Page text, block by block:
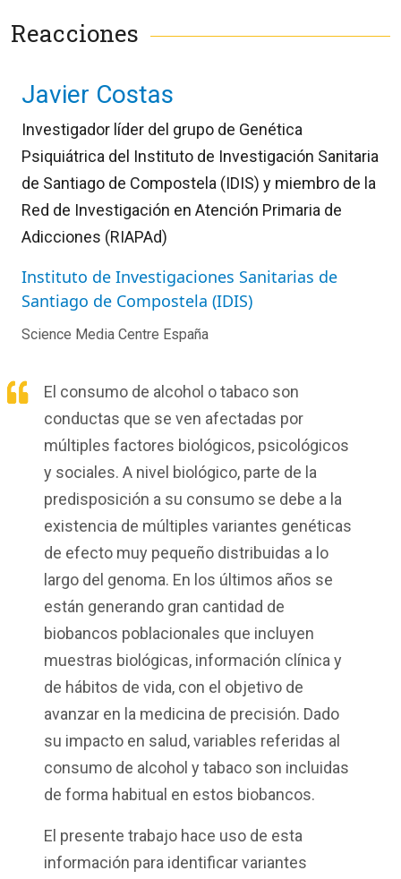
Reacciones
Javier Costas
Investigador líder del grupo de Genética
Psiquiátrica del Instituto de Investigación Sanitaria
de Santiago de Compostela (IDIS) y miembro de la
Red de Investigación en Atención Primaria de
Adicciones (RIAPAd)
Instituto de Investigaciones Sanitarias de
Santiago de Compostela (IDIS)
Science Media Centre España
El consumo de alcohol o tabaco son
conductas que se ven afectadas por
múltiples factores biológicos, psicológicos
y sociales. A nivel biológico, parte de la
predisposición a su consumo se debe a la
existencia de múltiples variantes genéticas
de efecto muy pequeño distribuidas a lo
largo del genoma. En los últimos años se
están generando gran cantidad de
biobancos poblacionales que incluyen
muestras biológicas, información clínica y
de hábitos de vida, con el objetivo de
avanzar en la medicina de precisión. Dado
su impacto en salud, variables referidas al
consumo de alcohol y tabaco son incluidas
de forma habitual en estos biobancos.
El presente trabajo hace uso de esta
información para identificar variantes